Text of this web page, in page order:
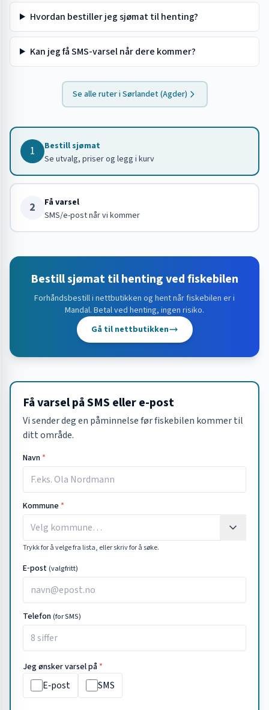
Hvordan bestiller jeg sjømat til henting?
Kan jeg få SMS-varsel når dere kommer?
Se alle ruter iSørlandet (Agder)
1
Bestill sjømat
Se utvalg, priser og legg i kurv
2
Få varsel
SMS/e-post når vi kommer
Bestill sjømat til henting ved fiskebilen
Forhåndsbestill i nettbutikken og hent når fiskebilen er i
Mandal. Betal ved henting, ingen risiko.
Gå til nettbutikken
Få varsel på SMS eller e-post
Vi sender deg en påminnelse før fiskebilen kommer til
ditt område.
Navn *
Kommune *
Trykk for å velge fra lista, eller skriv for å søke.
E‑post (valgfritt)
Telefon(for SMS)
Jeg ønsker varsel på *
E‑post SMS